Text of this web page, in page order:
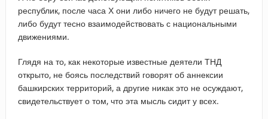
республик, после часа Х они либо ничего не будут решать,
либо будут тесно взаимодействовать с национальными
движениями.
Глядя на то, как некоторые известные деятели ТНД
открыто, не боясь последствий говорят об аннексии
башкирских территорий, а другие никак это не осуждают,
свидетельствует о том, что эта мысль сидит у всех.